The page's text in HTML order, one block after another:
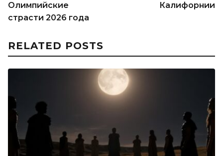
Олимпийские
страсти 2026 года
Калифорнии
RELATED POSTS